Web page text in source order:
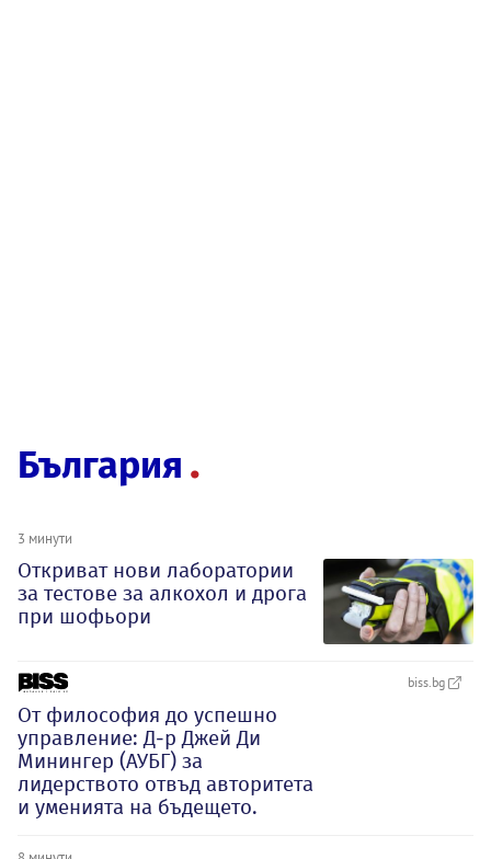
България
3 минути
Откриват нови лаборатории
за тестове за алкохол и дрога
при шофьори
biss.bg
От философия до успешно
управление: Д-р Джей Ди
Минингер (АУБГ) за
лидерството отвъд авторитета
и уменията на бъдещето.